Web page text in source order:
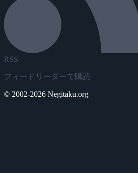
RSS
フィードリーダーで購読
© 2002-2026 Negitaku.org